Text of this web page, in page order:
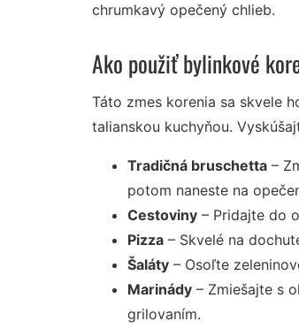
chrumkavý opečený chlieb.
Ako použiť bylinkové
Táto zmes korenia sa skvele
talianskou kuchyňou.
Tradičná bruschetta –
potom naneste na
Cestoviny – Pridajte do
Pizza – Skvelé na
Šaláty – Osoľte
Marinády – Zmiešajte s
grilovaním.